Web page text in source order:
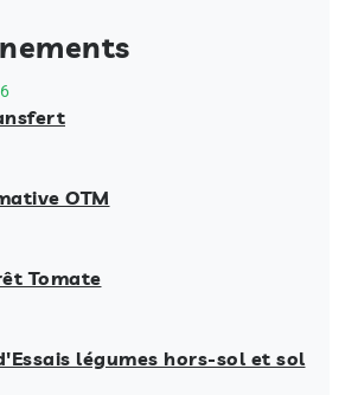
OTM
Tomate
légumes hors-sol et sol